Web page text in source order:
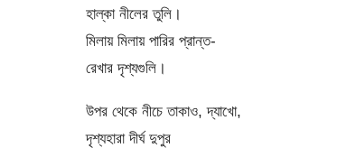
হাল্কা নীলের তুলি।
মিলায় মিলায় পারির প্রান্ত-
রেখার দৃশ্যগুলি।
উপর থেকে নীচে তাকাও, দ্যাখো,
দৃশ্যহারা দীর্ঘ দুপুর